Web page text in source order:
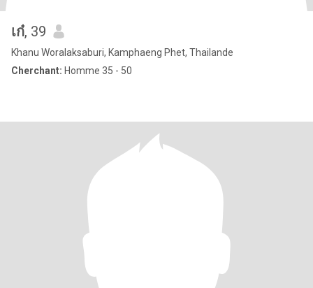
เก๋, 39
Khanu Woralaksaburi, Kamphaeng Phet, Thailande
Cherchant: Homme 35 - 50